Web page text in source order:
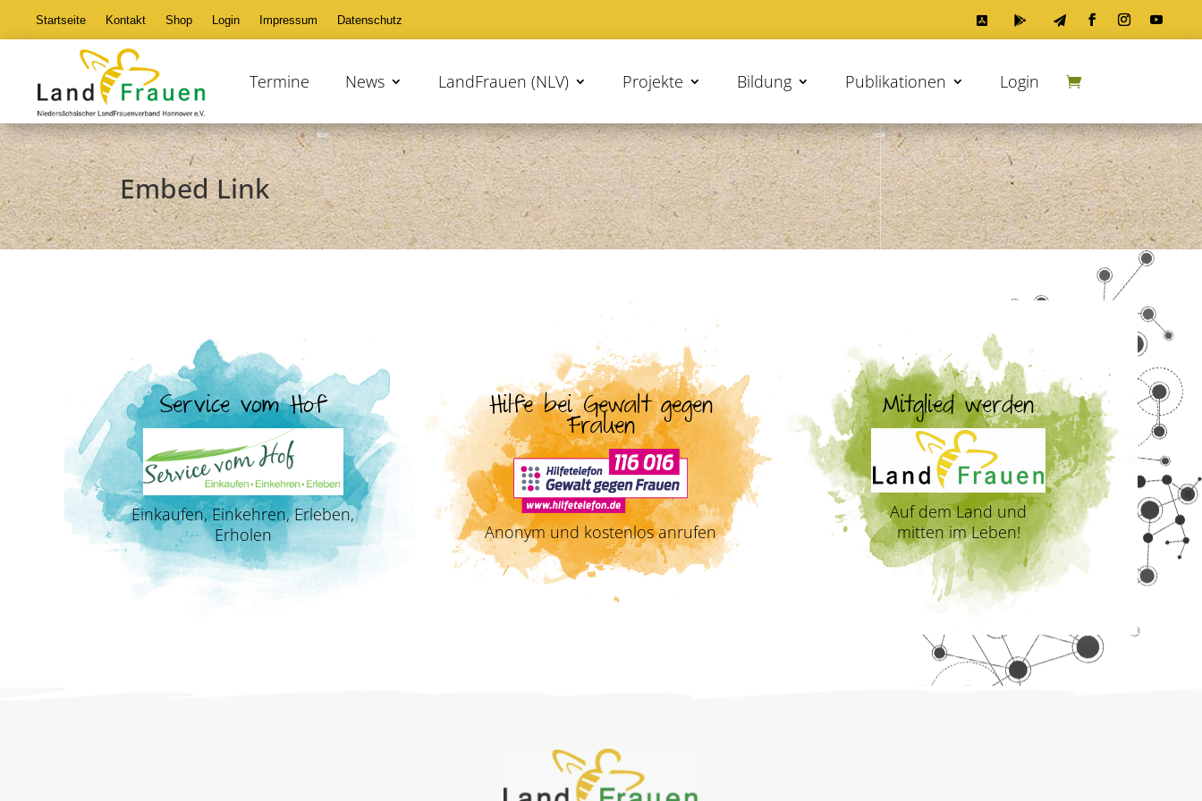
Startseite Kontakt Shop Login Impressum Datenschutz 


Termine News LandFrauen (NLV) Projekte Bildung Publikationen Login
Embed Link
Service vom Hof
Einkaufen, Einkehren, Erleben,
Erholen
Hilfe bei Gewalt gegen
Frauen
Anonym und kostenlos anrufen
Mitglied werden
Auf dem Land und
mitten im Leben!